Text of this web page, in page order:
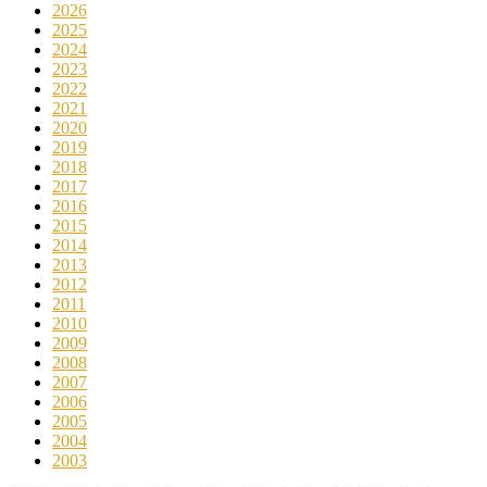
2026
2025
2024
2023
2022
2021
2020
2019
2018
2017
2016
2015
2014
2013
2012
2011
2010
2009
2008
2007
2006
2005
2004
2003